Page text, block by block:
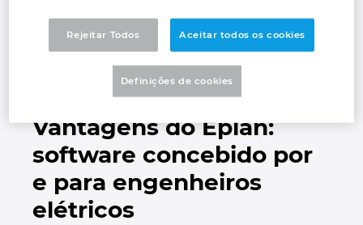
Vantagens do Eplan:
software concebido por
e para engenheiros
elétricos
Lithuania
Luxembourg
Malaysia
Rejeitar Todos Aceitar todos os cookies
Definições de cookies